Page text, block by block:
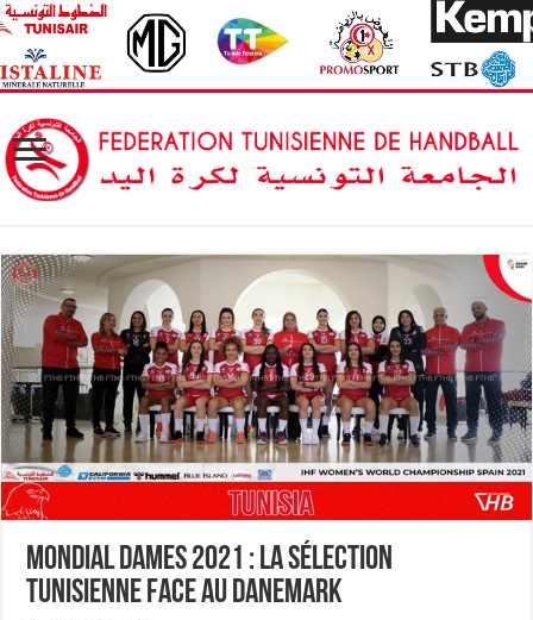
Mondial Dames 2021 : La sélection
Tunisienne face au Danemark